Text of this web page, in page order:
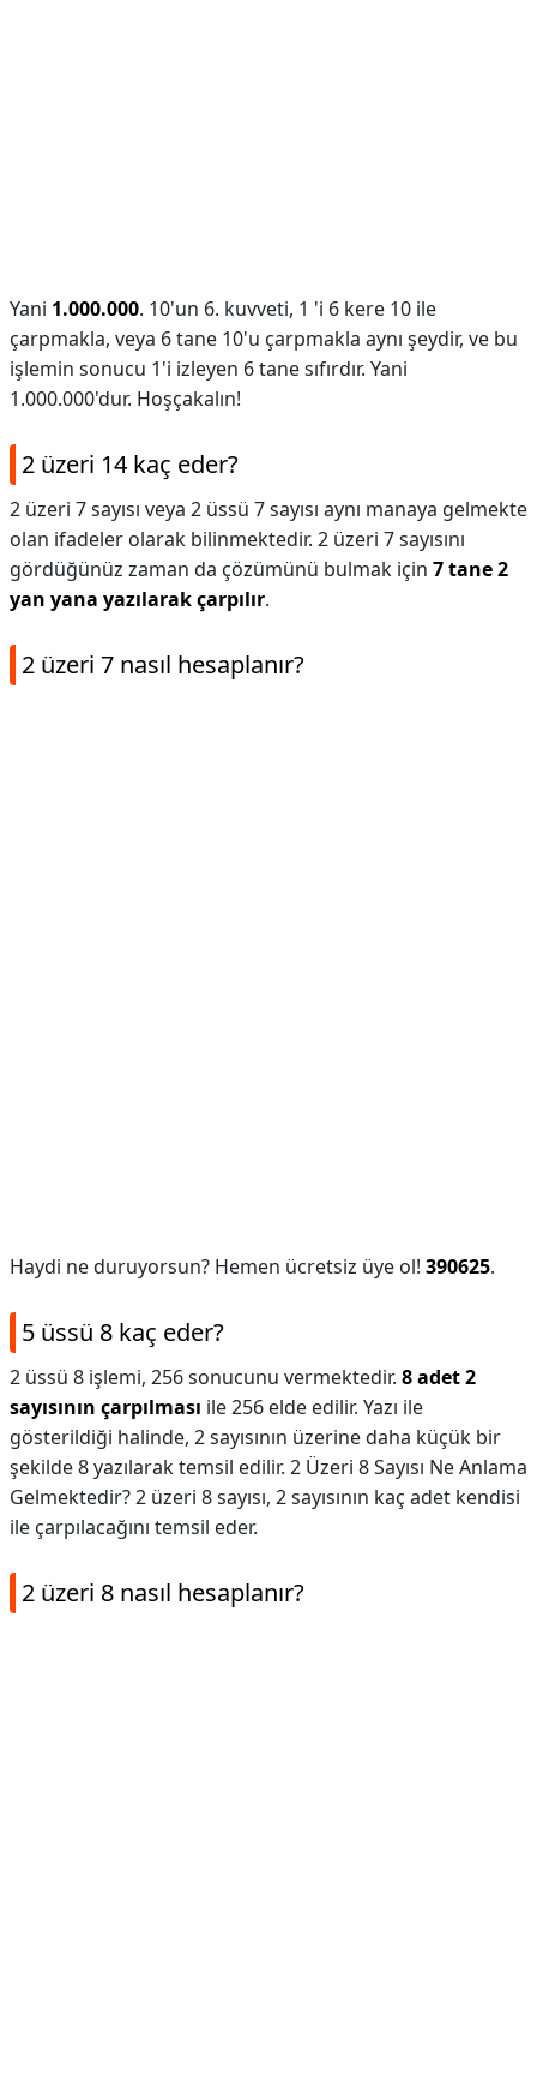
Yani 1.000.000. 10'un 6. kuvveti, 1 'i 6 kere 10 ile
çarpmakla, veya 6 tane 10'u çarpmakla aynı şeydir, ve bu
işlemin sonucu 1'i izleyen 6 tane sıfırdır. Yani
1.000.000'dur. Hoşçakalın!
2 üzeri 14 kaç eder?
2 üzeri 7 sayısı veya 2 üssü 7 sayısı aynı manaya gelmekte
olan ifadeler olarak bilinmektedir. 2 üzeri 7 sayısını
gördüğünüz zaman da çözümünü bulmak için 7 tane 2
yan yana yazılarak çarpılır.
2 üzeri 7 nasıl hesaplanır?
Haydi ne duruyorsun? Hemen ücretsiz üye ol! 390625.
5 üssü 8 kaç eder?
2 üssü 8 işlemi, 256 sonucunu vermektedir. 8 adet 2
sayısının çarpılması ile 256 elde edilir. Yazı ile
gösterildiği halinde, 2 sayısının üzerine daha küçük bir
şekilde 8 yazılarak temsil edilir. 2 Üzeri 8 Sayısı Ne Anlama
Gelmektedir? 2 üzeri 8 sayısı, 2 sayısının kaç adet kendisi
ile çarpılacağını temsil eder.
2 üzeri 8 nasıl hesaplanır?